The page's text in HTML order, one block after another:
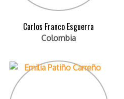
Carlos Franco Esguerra
Colombia